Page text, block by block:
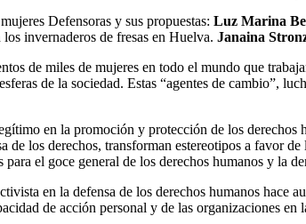
Defensoras y sus propuestas: Luz Marina
invernaderos de fresas en Huelva. Janaina
de miles de mujeres en todo el mundo que
de la sociedad. Estas “agentes de cambio”,
en la promoción y protección de los derechos
de los derechos, transforman estereotipos a favor
para el goce general de los derechos humanos y la
en la defensa de los derechos humanos hace
de acción personal y de las organizaciones en